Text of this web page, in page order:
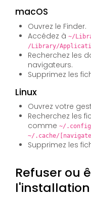
macOS
Ouvrez le Finder.
Accédez à~/
/Library/
Recherchez les
navigateurs.
Supprimez les
Linux
Ouvrez votre
Recherchez les
comme~/
~/.cache/
Supprimez les
Refuser ou